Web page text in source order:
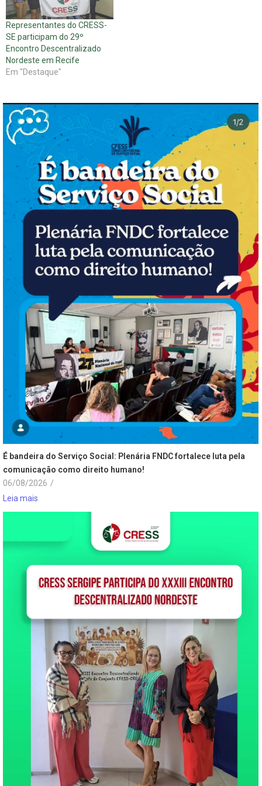
Representantes do CRESS-
SE participam do 29º
Encontro Descentralizado
Nordeste em Recife
Em "Destaque"
É bandeira do Serviço Social: Plenária FNDC fortalece luta pela
comunicação como direito humano!
06/08/2026 /
Leia mais